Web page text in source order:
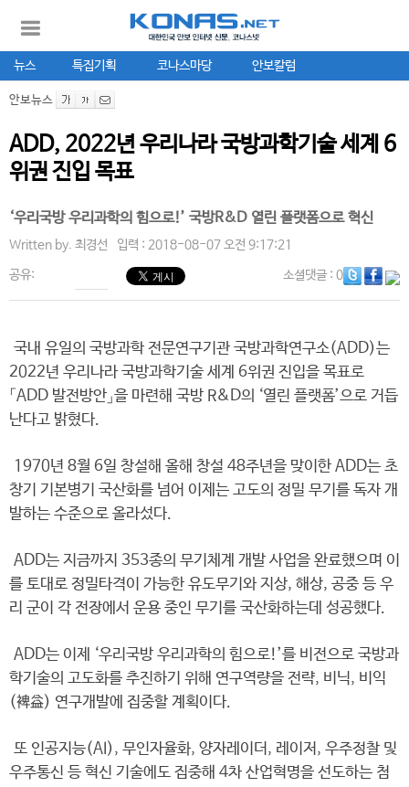
뉴스 특집기획 코나스마당 안보칼럼
안보뉴스
ADD, 2022년 우리나라 국방과학기술 세계 6
위권 진입 목표
‘우리국방 우리과학의 힘으로!’ 국방R&D 열린 플랫폼으로 혁신
Written by. 최경선 입력 : 2018-08-07 오전 9:17:21
공유: 소셜댓글: 0
국내 유일의 국방과학 전문연구기관 국방과학연구소(ADD)는
2022년 우리나라 국방과학기술 세계 6위권 진입을 목표로
「ADD 발전방안」을 마련해 국방 R&D의 ‘열린 플랫폼’으로 거듭
난다고 밝혔다.
1970년 8월 6일 창설해 올해 창설 48주년을 맞이한 ADD는 초
창기 기본병기 국산화를 넘어 이제는 고도의 정밀 무기를 독자 개
발하는 수준으로 올라섰다.
ADD는 지금까지 353종의 무기체계 개발 사업을 완료했으며 이
를 토대로 정밀타격이 가능한 유도무기와 지상, 해상, 공중 등 우
리 군이 각 전장에서 운용 중인 무기를 국산화하는데 성공했다.
ADD는 이제 ‘우리국방 우리과학의 힘으로!’를 비전으로 국방과
학기술의 고도화를 추진하기 위해 연구역량을 전략, 비닉, 비익
(裨益) 연구개발에 집중할 계획이다.
또 인공지능(AI), 무인자율화, 양자레이더, 레이저, 우주정찰 및
우주통신 등 혁신 기술에도 집중해 4차 산업혁명을 선도하는 첨